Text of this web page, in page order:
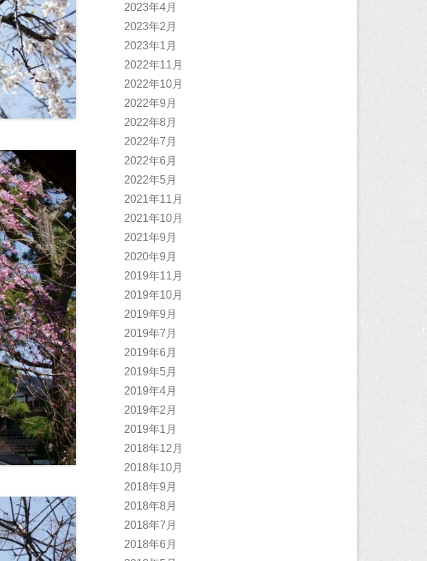
2023年4月
2023年2月
2023年1月
2022年11月
2022年10月
2022年9月
2022年8月
2022年7月
2022年6月
2022年5月
2021年11月
2021年10月
2021年9月
2020年9月
2019年11月
2019年10月
2019年9月
2019年7月
2019年6月
2019年5月
2019年4月
2019年2月
2019年1月
2018年12月
2018年10月
2018年9月
2018年8月
2018年7月
2018年6月